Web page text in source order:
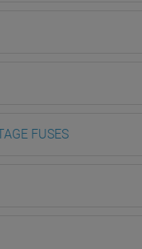
FUSES